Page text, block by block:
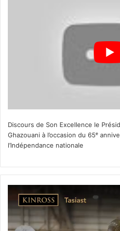
Discours de Son Excellence le
Ghazouani à l’occasion du 65ᵉ
l’Indépendance nationale